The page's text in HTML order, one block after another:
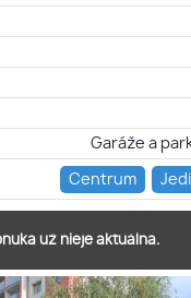
Garáže a
Centrum
už nieje aktuálna.